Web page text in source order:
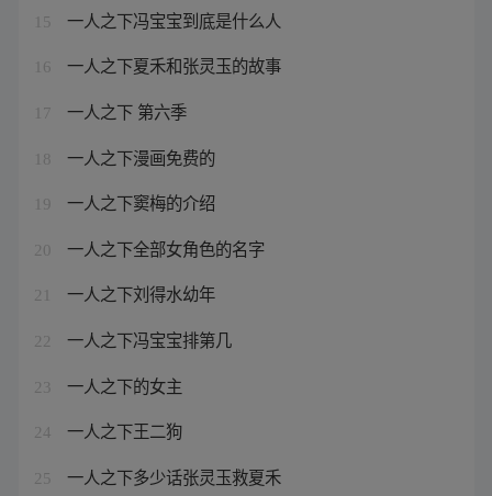
15 一人之下冯宝宝到底是什么人
16 一人之下夏禾和张灵玉的故事
17 一人之下 第六季
18 一人之下漫画免费的
19 一人之下窦梅的介绍
20 一人之下全部女角色的名字
21 一人之下刘得水幼年
22 一人之下冯宝宝排第几
23 一人之下的女主
24 一人之下王二狗
25 一人之下多少话张灵玉救夏禾